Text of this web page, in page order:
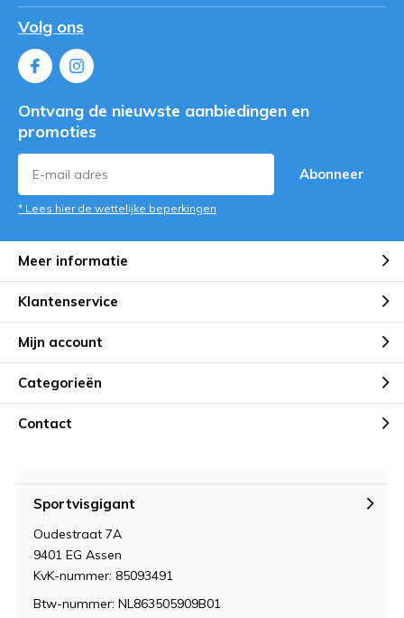
Volg ons
Ontvang de nieuwste aanbiedingen en
promoties
Abonneer
* Lees hier de wettelijke beperkingen
Meer informatie
Klantenservice
Mijn account
Categorieën
Contact
Sportvisgigant
Oudestraat 7A
9401 EG Assen
KvK-nummer: 85093491
Btw-nummer: NL863505909B01